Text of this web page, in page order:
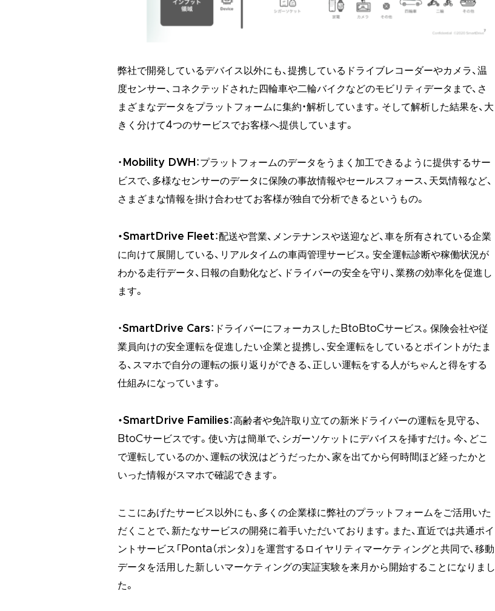
弊社で開発しているデバイス以外にも、提携しているドライブレコーダーやカメラ、温
度センサー、コネクテッドされた四輪車や二輪バイクなどのモビリティデータまで、さ
まざまなデータをプラットフォームに集約・解析しています。そして解析した結果を、大
きく分けて4つのサービスでお客様へ提供しています。
・ Mobility DWH ：プラットフォームのデータをうまく加工できるように提供するサー
ビスで、多様なセンサーのデータに保険の事故情報やセールスフォース、天気情報など、
さまざまな情報を掛け合わせてお客様が独自で分析できるというもの。
・SmartDrive Fleet：配送や営業、メンテナンスや送迎など、車を所有されている企業
に向けて展開している、リアルタイムの車両管理サービス。安全運転診断や稼働状況が
わかる走行データ、日報の自動化など、ドライバーの安全を守り、業務の効率化を促進し
ます。
・SmartDrive Cars：ドライバーにフォーカスしたBtoBtoCサービス。保険会社や従
業員向けの安全運転を促進したい企業と提携し、安全運転をしているとポイントがたま
る、スマホで自分の運転の振り返りができる、正しい運転をする人がちゃんと得をする
仕組みになっています。
・SmartDrive Families：高齢者や免許取り立ての新米ドライバーの運転を見守る、
BtoCサービスです。使い方は簡単で、シガーソケットにデバイスを挿すだけ。今、どこ
で運転しているのか、運転の状況はどうだったか、家を出てから何時間ほど経ったかと
いった情報がスマホで確認できます。
ここにあげたサービス以外にも、多くの企業様に弊社のプラットフォームをご活用いた
だくことで、新たなサービスの開発に着手いただいております。また、直近では共通ポイ
ントサービス「Ponta（ポンタ）」を運営するロイヤリティマーケティングと共同で、移動
データを活用した新しいマーケティングの実証実験を来月から開始することになりまし
た。